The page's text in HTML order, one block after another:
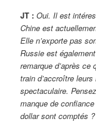
JT : Oui. Il est
Chine est
Elle n’exporte pas
Russie est
remarque d’après
train d’accroître
spectaculaire.
manque de
dollar sont comptés ?